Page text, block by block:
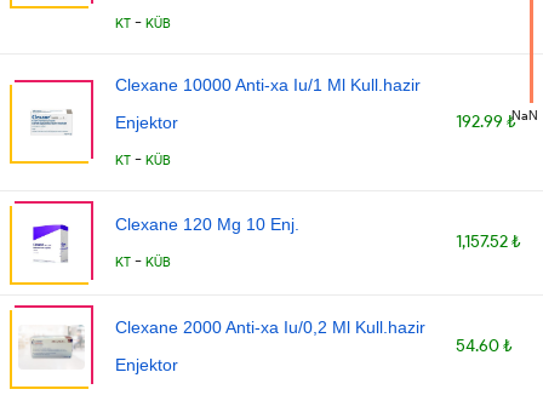
KT - KÜB
Clexane 10000 Anti-xa Iu/1 Ml Kull.hazir
Enjektor
KT - KÜB
192.99 ₺
Clexane 120 Mg 10 Enj.
KT - KÜB
1,157.52 ₺
Clexane 2000 Anti-xa Iu/0,2 Ml Kull.hazir
Enjektor
54.60 ₺
NaN